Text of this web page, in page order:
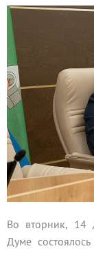
Во вторник, 14
Думе